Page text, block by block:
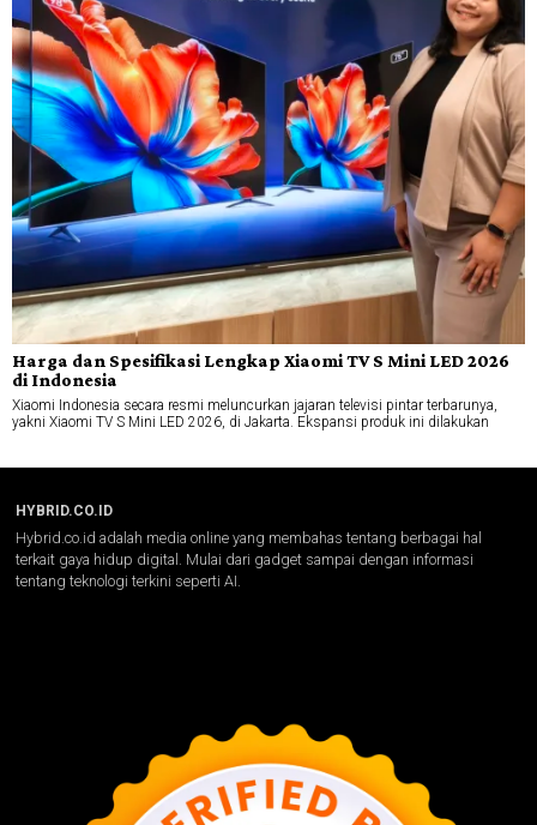
Harga dan Spesifikasi Lengkap Xiaomi TV S Mini LED 2026
di Indonesia
Xiaomi Indonesia secara resmi meluncurkan jajaran televisi pintar terbarunya,
yakni Xiaomi TV S Mini LED 2026, di Jakarta. Ekspansi produk ini dilakukan
HYBRID.CO.ID
Hybrid.co.id adalah media online yang membahas tentang berbagai hal
terkait gaya hidup digital. Mulai dari gadget sampai dengan informasi
tentang teknologi terkini seperti AI.